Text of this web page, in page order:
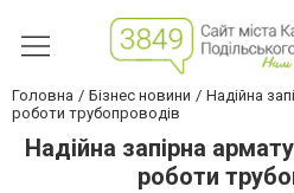
Головна Бізнес новини
Надійна
роботи трубопроводів
Надійна запірна
роботи